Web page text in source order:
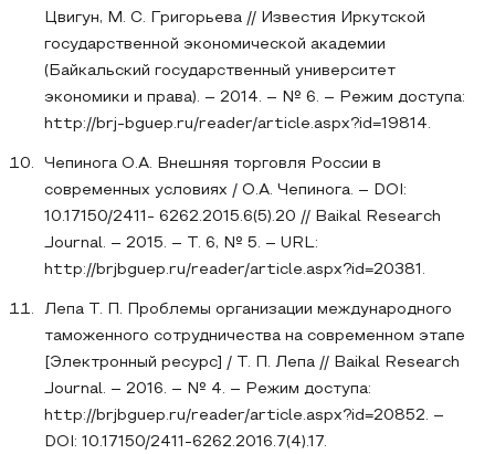
Цвигун, М. С. Григорьева // Известия Иркутской
государственной экономической академии
(Байкальский государственный университет
экономики и права). – 2014. – № 6. – Режим доступа:
http://brj-bguep.ru/reader/article.aspx?id=19814.
Чепинога О.А. Внешняя торговля России в
современных условиях / О.А. Чепинога. – DOI:
10.17150/2411- 6262.2015.6(5).20 // Baikal Research
Journal. – 2015. – Т. 6, № 5. – URL:
http://brjbguep.ru/reader/article.aspx?id=20381.
Лепа Т. П. Проблемы организации международного
таможенного сотрудничества на современном этапе
[Электронный ресурс] / Т. П. Лепа // Baikal Research
Journal. – 2016. – № 4. – Режим доступа:
http://brjbguep.ru/reader/article.aspx?id=20852. –
DOI: 10.17150/2411-6262.2016.7(4).17.